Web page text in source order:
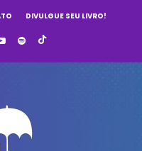
DIVULGUE SEU LIVRO!